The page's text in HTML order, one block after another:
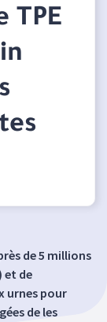
TPE
de 5 millions
et de
urnes pour
de les